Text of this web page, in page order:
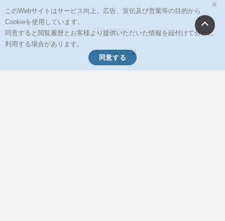
ン
広告商材紹介
メディア運営支援
このWebサイトはサービス向上、広告、宣伝及び営業等の目的から
Cookieを使用しています。
同意すると閲覧履歴とお客様より提供いただいた情報を紐付けて分析に
利用する場合があります。
同意する
×